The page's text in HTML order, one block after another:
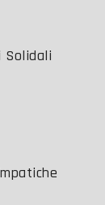
Solidali